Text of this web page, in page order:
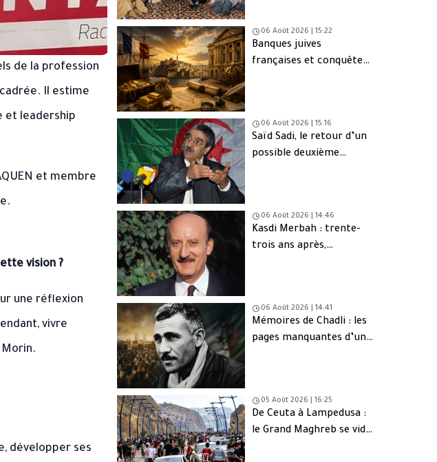
de la profession
Il estime
et leadership
et membre
vision ?
une réflexion
vivre
développer ses
06 Août 2026 | 15:22
Banques juives
françaises et conquête
06 Août 2026 | 15:16
Saïd Sadi, le retour d’un
possible deuxième
06 Août 2026 | 14:46
Kasdi Merbah : trente-
trois ans après,
06 Août 2026 | 14:41
Mémoires de Chadli : les
pages manquantes d’une
05 Août 2026 | 16:25
De Ceuta à Lampedusa :
le Grand Maghreb se vide